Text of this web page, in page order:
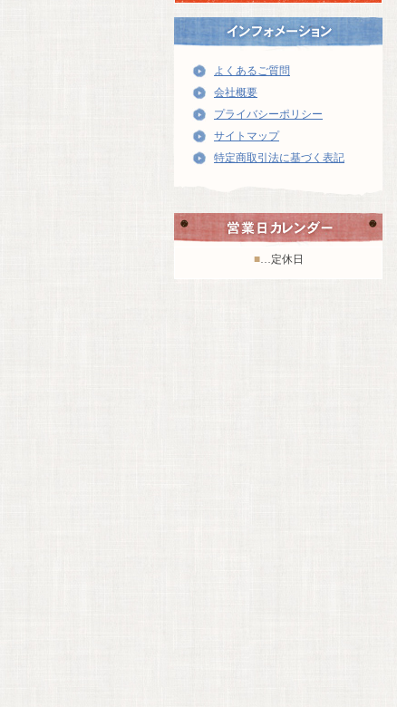
よくあるご質問
会社概要
プライバシーポリシー
サイトマップ
特定商取引法に基づく表記
■…定休日